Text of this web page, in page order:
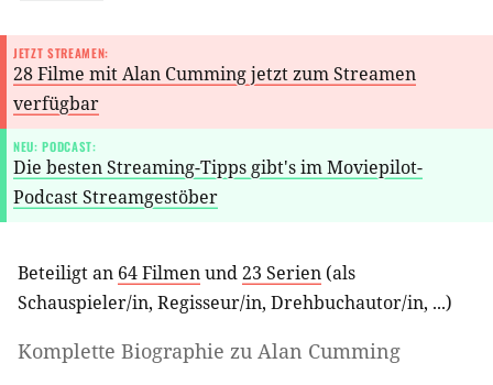
JETZT STREAMEN:
28 Filme mit Alan Cumming jetzt zum Streamen
verfügbar
NEU: PODCAST:
Die besten Streaming-Tipps gibt's im Moviepilot-
Podcast Streamgestöber
Beteiligt an 64 Filmenund23 Serien (als
Schauspieler/in, Regisseur/in, Drehbuchautor/in, ...)
Komplette Biographie zu Alan Cumming